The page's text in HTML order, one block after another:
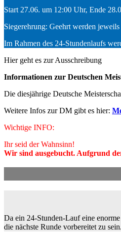
Start 27.06. um 12:00 Uhr, Ende
Siegerehrung: Geehrt werden
Im Rahmen des 24-Stundenlaufs
Hier geht es zur Ausschreibung
Informationen zur Deutschen
Die diesjährige Deutsche
Weitere Infos zur DM gibt es hier:
Wichtige INFO:
Ihr seid der Wahnsinn!
Wir sind ausgebucht. Aufgrund
Da ein 24-Stunden-Lauf eine
die nächste Runde vorbereitet zu sein.